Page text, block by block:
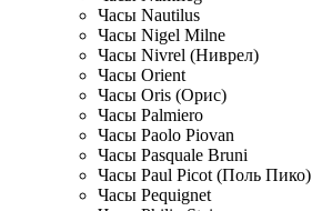
Часы Nautilus
Часы Nigel Milne
Часы Nivrel (Ниврел)
Часы Orient
Часы Oris (Орис)
Часы Palmiero
Часы Paolo Piovan
Часы Pasquale Bruni
Часы Paul Picot (Поль Пико)
Часы Pequignet